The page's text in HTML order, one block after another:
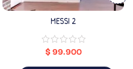
MESSI 2
$99.900